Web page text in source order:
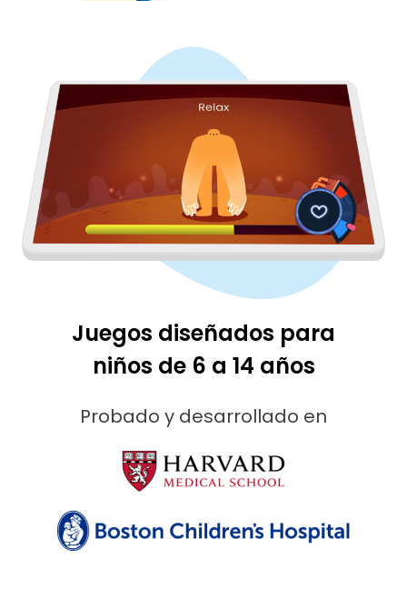
Juegos diseñados para
niños de 6 a 14 años
Probado y desarrollado en